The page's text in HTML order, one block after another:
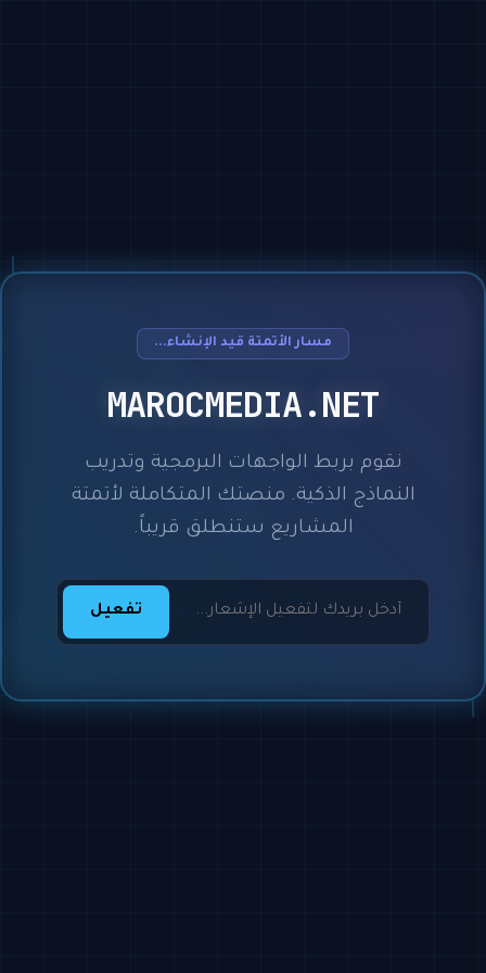
مسار الأتمتة قيد الإنشاء...
MAROCMEDIA.NET
نقوم بربط الواجهات البرمجية وتدريب
النماذج الذكية. منصتك المتكاملة لأتمتة
المشاريع ستنطلق قريباً.
تفعيل